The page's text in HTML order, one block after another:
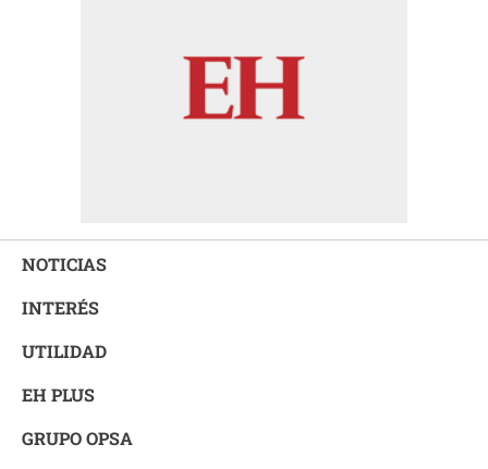
NOTICIAS
INTERÉS
UTILIDAD
EH PLUS
GRUPO OPSA